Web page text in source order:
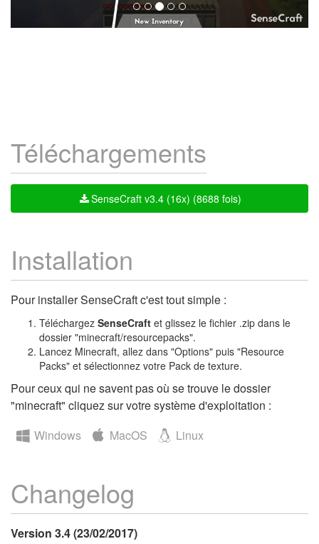
Téléchargements
SenseCraft v3.4 (16x) (8688 fois)
Installation
Pour installer SenseCraft c'est tout simple :
Téléchargez SenseCraft et glissez le fichier .zip dans le
dossier "minecraft/resourcepacks".
Lancez Minecraft, allez dans "Options" puis "Resource
Packs" et sélectionnez votre Pack de texture.
Pour ceux qui ne savent pas où se trouve le dossier
"minecraft" cliquez sur votre système d'exploitation :
Windows
MacOS Linux
Changelog
Version 3.4 (23/02/2017)